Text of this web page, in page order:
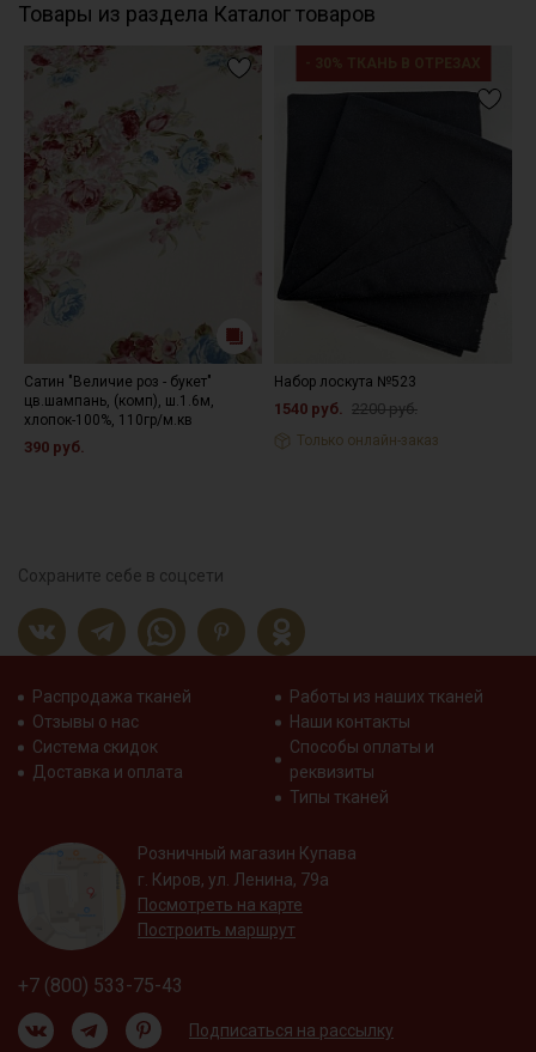
Товары из раздела Каталог товаров
Сатин "Величие роз - букет"
цв.шампань, (комп), ш.1.6м,
хлопок-100%, 110гр/м.кв
390 руб.
Набор лоскута №523
1540 руб. 2200 руб.
Только онлайн-заказ
Сохраните себе в соцсети
Распродажа тканей
Отзывы о нас
Система скидок
Доставка и оплата
Работы из наших тканей
Наши контакты
Способы оплаты и
реквизиты
Типы тканей
Розничный магазин Купава
г. Киров, ул. Ленина, 79а
Посмотреть на карте
Построить маршрут
+7 (800) 533-75-43
Подписаться на рассылку